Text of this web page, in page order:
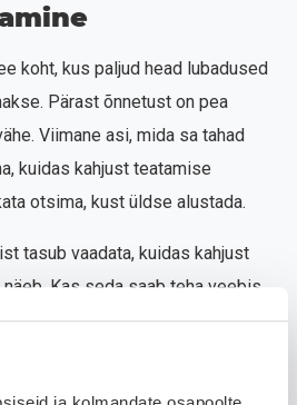
koht, kus paljud head lubadused
Pärast õnnetust on pea
Viimane asi, mida sa tahad
kuidas kahjust teatamise
otsima, kust üldse alustada.
tasub vaadata, kuidas kahjust
Kas seda saab teha veebis
ka telefonis, mitte ainult arvutis.